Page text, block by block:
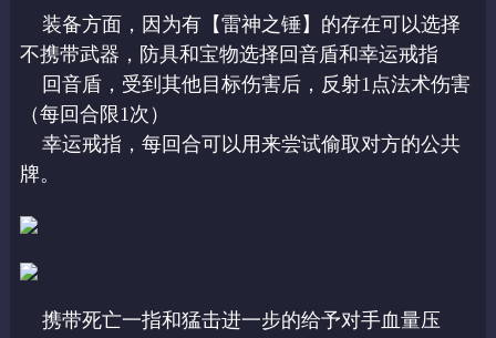
装备方面，因为有【雷神之锤】的存在可以选择
不携带武器，防具和宝物选择回音盾和幸运戒指
回音盾，受到其他目标伤害后，反射1点法术伤害
（每回合限1次）
幸运戒指，每回合可以用来尝试偷取对方的公共
牌。
携带死亡一指和猛击进一步的给予对手血量压